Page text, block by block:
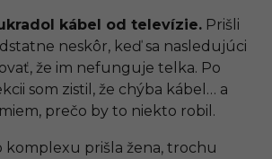
kábel od televízie. Prišli
neskôr, keď sa nasledujúci
že im nefunguje telka. Po
som zistil, že chýba kábel… a
prečo by to niekto robil.
komplexu prišla žena, trochu